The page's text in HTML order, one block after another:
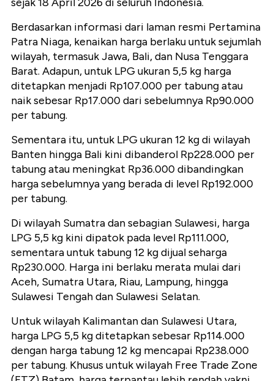
Berdasarkan informasi dari laman resmi Pertamina
Patra Niaga, kenaikan harga berlaku untuk sejumlah
wilayah, termasuk Jawa, Bali, dan Nusa Tenggara
Barat. Adapun, untuk LPG ukuran 5,5 kg harga
ditetapkan menjadi Rp107.000 per tabung atau
naik sebesar Rp17.000 dari sebelumnya Rp90.000
per tabung.
Sementara itu, untuk LPG ukuran 12 kg di wilayah
Banten hingga Bali kini dibanderol Rp228.000 per
tabung atau meningkat Rp36.000 dibandingkan
harga sebelumnya yang berada di level Rp192.000
per tabung.
Di wilayah Sumatra dan sebagian Sulawesi, harga
LPG 5,5 kg kini dipatok pada level Rp111.000,
sementara untuk tabung 12 kg dijual seharga
Rp230.000. Harga ini berlaku merata mulai dari
Aceh, Sumatra Utara, Riau, Lampung, hingga
Sulawesi Tengah dan Sulawesi Selatan.
Untuk wilayah Kalimantan dan Sulawesi Utara,
harga LPG 5,5 kg ditetapkan sebesar Rp114.000
dengan harga tabung 12 kg mencapai Rp238.000
per tabung. Khusus untuk wilayah Free Trade Zone